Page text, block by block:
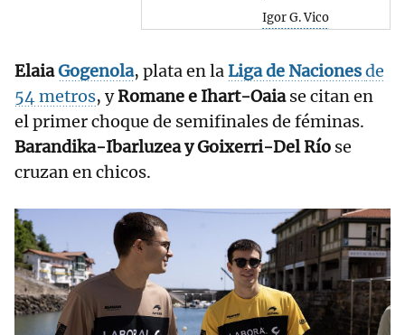
Igor G. Vico
ElaiaGogenola, plata en laLiga de Nacionesde
54 metros, yRomane e Ihart-Oaiase citan en
el primer choque de semifinales de féminas.
Barandika-Ibarluzea y Goixerri-Del Río se
cruzan en chicos.